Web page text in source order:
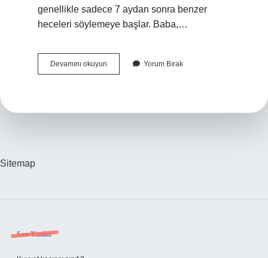
genellikle sadece 7 aydan sonra benzer
heceleri söylemeye başlar. Baba,…
Devamını okuyun
Aylık
Yorum Bırak
Sitemap
Sidebar
Son Yazılar